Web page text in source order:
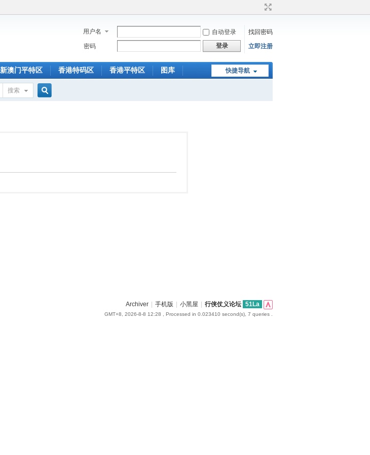
用户名 自动登录
找回密码
密码
登录 立即注册
快捷导航
新澳门平特区 香港特码区 香港平特区 图库
搜索
Archiver 手机版 小黑屋 行侠仗义论坛 51La
GMT+8, 2026-8-8 12:28 , Processed in 0.023410 second(s), 7 queries .